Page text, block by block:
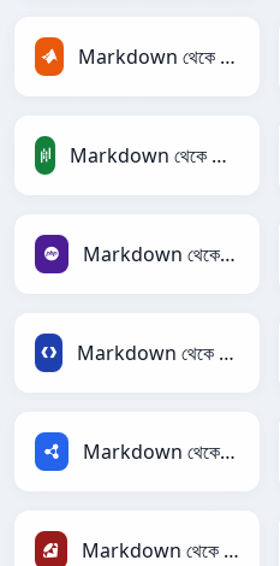
Markdown থেকে MATLAB
Markdown থেকে PandasDataFrame
Markdown থেকে PHP
Markdown থেকে Protobuf
Markdown থেকে RDF
Markdown থেকে Ruby